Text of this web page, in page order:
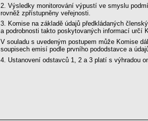
2. Výsledky monitorování výpustí ve smyslu
rovněž zpřístupněny veřejnosti.
3. Komise na základě údajů předkládaných
a podrobnosti takto poskytovaných informací určí
V souladu s uvedeným postupem může Komise
soupisech emisí podle prvního pododstavce a
4. Ustanovení odstavců 1, 2 a 3 platí s výhradou